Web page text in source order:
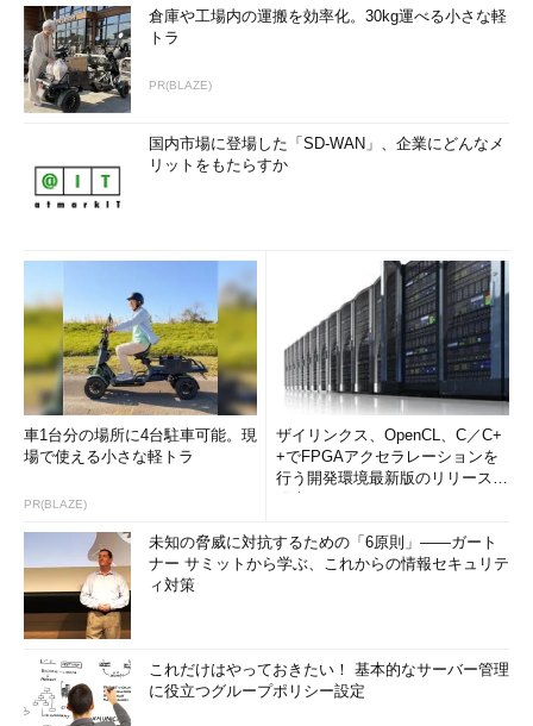
倉庫や工場内の運搬を効率化。30kg運べる小さな軽
トラ
PR(BLAZE)
国内市場に登場した「SD-WAN」、企業にどんなメ
リットをもたらすか
車1台分の場所に4台駐車可能。現
場で使える小さな軽トラ
PR(BLAZE)
ザイリンクス、OpenCL、C／C+
+でFPGAアクセラレーションを
行う開発環境最新版のリリースを
未知の脅威に対抗するための「6原則」――ガート
ナー サミットから学ぶ、これからの情報セキュリテ
ィ対策
これだけはやっておきたい！ 基本的なサーバー管理
に役立つグループポリシー設定